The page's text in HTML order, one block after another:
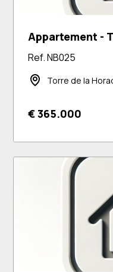
Appartement -
Ref. NB025
Torre de la
€ 365.000